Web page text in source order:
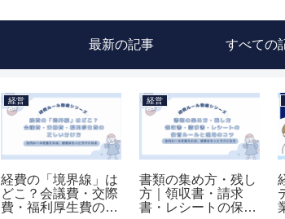
最新の記事 すべての
経営
ルールを決めるだけ
では意味がない｜現
場に定着させる仕組
経理
経理はどこまで外注
できる…？業務の切
り分けと内製すべき